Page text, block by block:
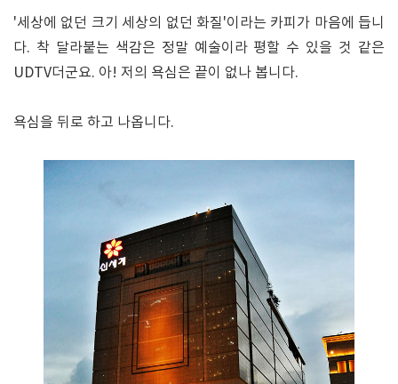
'세상에 없던 크기 세상의 없던 화질'이라는 카피가 마음에 듭니
다. 착 달라붙는 색감은 정말 예술이라 평할 수 있을 것 같은
UDTV더군요. 아! 저의 욕심은 끝이 없나 봅니다.
욕심을 뒤로 하고 나옵니다.